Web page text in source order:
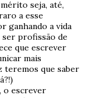
seja, até,
a esse
ganhando a vida
ser profissão de
que escrever
mais
teremos que saber
o escrever